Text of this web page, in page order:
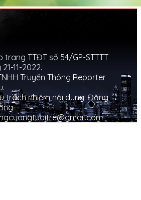
trang TTĐT số 54/GP-STTTT
11-2022.
Truyền Thông Reporter
trách nhiệm nội dung: Đặng